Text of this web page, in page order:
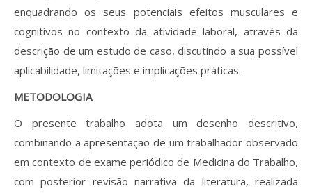
enquadrando os seus potenciais efeitos musculares e
cognitivos no contexto da atividade laboral, através da
descrição de um estudo de caso, discutindo a sua possível
aplicabilidade, limitações e implicações práticas.
METODOLOGIA
O presente trabalho adota um desenho descritivo,
combinando a apresentação de um trabalhador observado
em contexto de exame periódico de Medicina do Trabalho,
com posterior revisão narrativa da literatura, realizada